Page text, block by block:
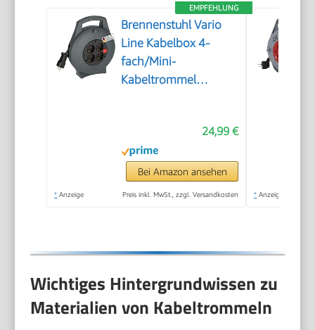
EMPFEHLUNG
Brennenstuhl Vario
Line Kabelbox 4-
fach/Mini-
Kabeltrommel
Haushalt, 10m Kabel,
Made in Germany)
anthrazit
24,99 €
Bei Amazon ansehen
* Anzeige Preis inkl. MwSt., zzgl. Versandkosten * Anzeige
Wichtiges Hintergrundwissen zu
Materialien von Kabeltrommeln